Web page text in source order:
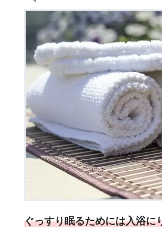
ぐっすり眠るためには入浴に